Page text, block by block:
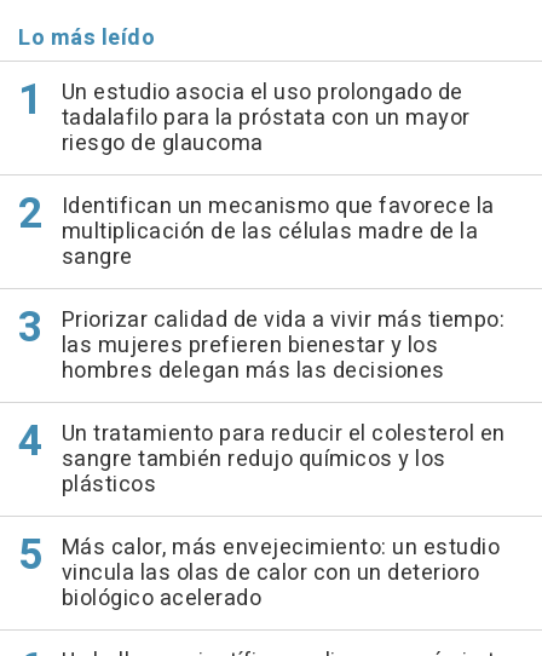
Lo más leído
Un estudio asocia el uso prolongado de
tadalafilo para la próstata con un mayor
riesgo de glaucoma
Identifican un mecanismo que favorece la
multiplicación de las células madre de la
sangre
Priorizar calidad de vida a vivir más tiempo:
las mujeres prefieren bienestar y los
hombres delegan más las decisiones
Un tratamiento para reducir el colesterol en
sangre también redujo químicos y los
plásticos
Más calor, más envejecimiento: un estudio
vincula las olas de calor con un deterioro
biológico acelerado